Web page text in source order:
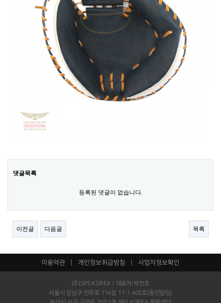
댓글목록
등록된 댓글이 없습니다.
이전글 다음글 목록
이용약관 개인정보취급방침 사업자정보확인
(주)SPS KOREA / 대표자:박찬호
서울시 강남구 언주로 114길 11-1 402호(종인빌딩)